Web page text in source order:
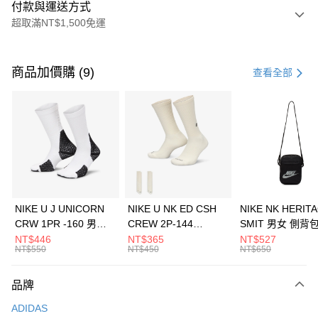
付款與運送方式
超取滿NT$1,500免運
信用卡一次付款
3 期 0 利率 每期 21家銀行
合作金庫商業銀行
第一商業銀行
華南商業銀行
彰化商業銀行
上海商業儲蓄銀行
元大商業銀行
台灣樂天信用卡公司
Apple Pay
全盈+PAY
AFTEE先享後付
【關於「AFTEE先享後付」】
便利好安心！
運送方式
商品加價購 (9) 查看全部
NIKE U J UNICORN
CRW 1PR -160 男女
中統襪 FZ3393100
NT$446
NT$550
NIKE U NK ED CSH
CREW 2P-144
EMBRDY 男女 短統襪
FZ3073133
NT$365
NT$450
NIKE NK
SMIT 男女 側背
BA5871010
NT$527
NT$650
品牌
ADIDAS